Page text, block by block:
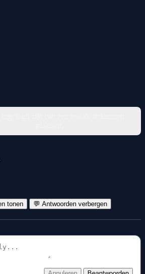
tonen 💬 Antwoorden verbergen